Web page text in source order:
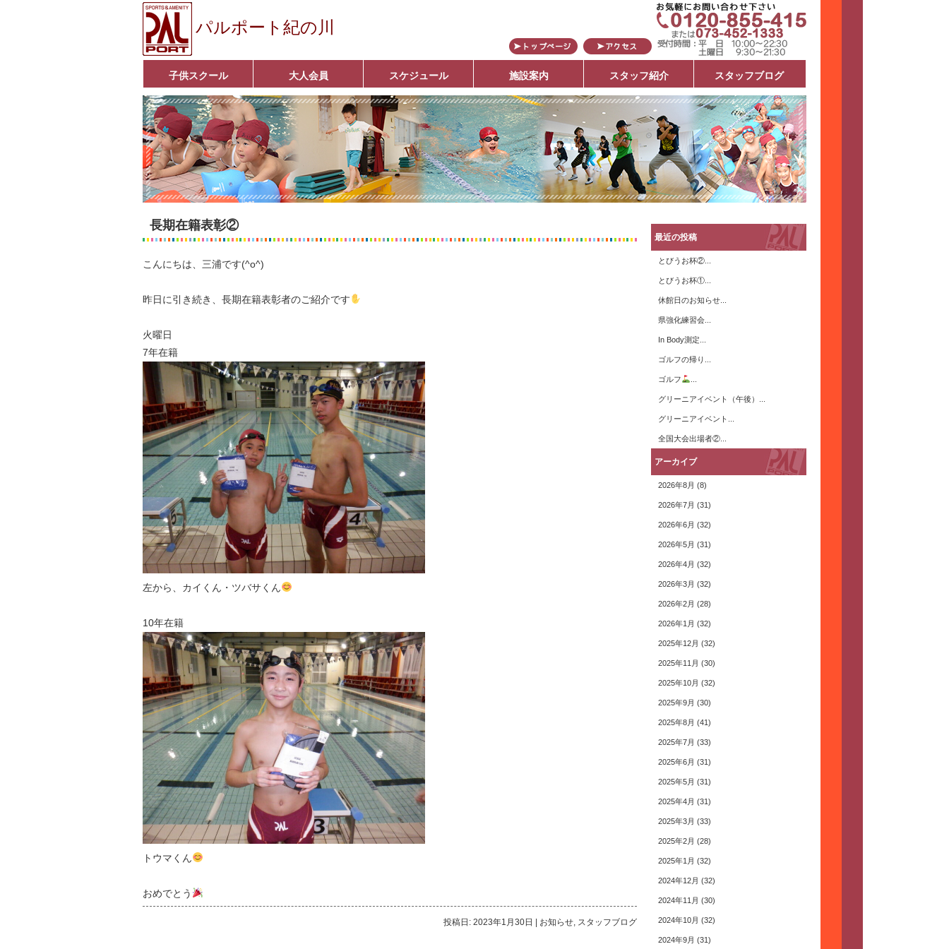
パルポート紀の川
子供スクール
ベビーコース
幼児コース
小学生コース
育成コース
選手コース
キッズパーク(体操教室)
子どもダンス教室
■入会案内■
大人会員
アクア悠々クラブ
いきいきコース
■入会案内■
スケジュール 施設案内 スタッフ紹介 スタッフブログ
長期在籍表彰②
こんにちは、三浦です(^o^)
昨日に引き続き、長期在籍表彰者のご紹介です
火曜日
7年在籍
左から、カイくん・ツバサくん
10年在籍
トウマくん
おめでとう
投稿日: 2023年1月30日 お知らせ, スタッフブログ
最近の投稿
とびうお杯②...
とびうお杯①...
休館日のお知らせ...
県強化練習会...
In Body測定...
ゴルフの帰り...
ゴルフ
グリーニアイベント（午後）...
グリーニアイベント...
全国大会出場者②...
アーカイブ
2026年8月 (8)
2026年7月 (31)
2026年6月 (32)
2026年5月 (31)
2026年4月 (32)
2026年3月 (32)
2026年2月 (28)
2026年1月 (32)
2025年12月 (32)
2025年11月 (30)
2025年10月 (32)
2025年9月 (30)
2025年8月 (41)
2025年7月 (33)
2025年6月 (31)
2025年5月 (31)
2025年4月 (31)
2025年3月 (33)
2025年2月 (28)
2025年1月 (32)
2024年12月 (32)
2024年11月 (30)
2024年10月 (32)
2024年9月 (31)